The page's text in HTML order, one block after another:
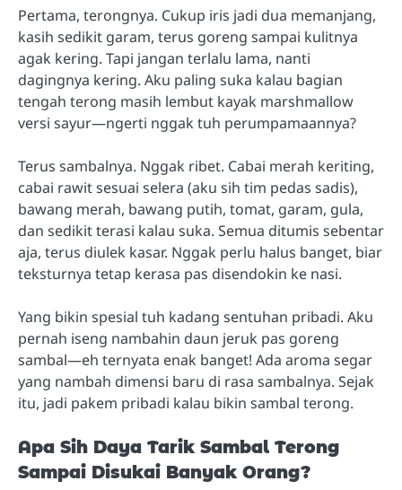
Pertama, terongnya. Cukup iris jadi dua memanjang,
kasih sedikit garam, terus goreng sampai kulitnya
agak kering. Tapi jangan terlalu lama, nanti
dagingnya kering. Aku paling suka kalau bagian
tengah terong masih lembut kayak marshmallow
versi sayur—ngerti nggak tuh perumpamaannya?
Terus sambalnya. Nggak ribet. Cabai merah keriting,
cabai rawit sesuai selera (aku sih tim pedas sadis),
bawang merah, bawang putih, tomat, garam, gula,
dan sedikit terasi kalau suka. Semua ditumis sebentar
aja, terus diulek kasar. Nggak perlu halus banget, biar
teksturnya tetap kerasa pas disendokin ke nasi.
Yang bikin spesial tuh kadang sentuhan pribadi. Aku
pernah iseng nambahin daun jeruk pas goreng
sambal—eh ternyata enak banget! Ada aroma segar
yang nambah dimensi baru di rasa sambalnya. Sejak
itu, jadi pakem pribadi kalau bikin sambal terong.
Apa Sih Daya Tarik Sambal Terong
Sampai Disukai Banyak Orang?